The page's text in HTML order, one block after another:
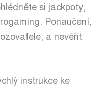
si jackpoty,
Ponaučení,
a nevěřit
instrukce ke